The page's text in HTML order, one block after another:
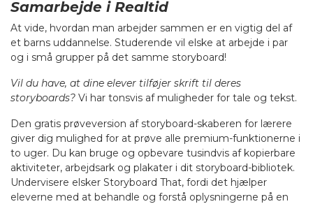
Samarbejde i Realtid
At vide, hvordan man arbejder sammen er en vigtig del af
et barns uddannelse. Studerende vil elske at arbejde i par
og i små grupper på det samme storyboard!
Vil du have, at dine elever tilføjer skrift til deres
storyboards? Vi har tonsvis af muligheder for tale og tekst.
Den gratis prøveversion af storyboard-skaberen for lærere
giver dig mulighed for at prøve alle premium-funktionerne i
to uger. Du kan bruge og opbevare tusindvis af kopierbare
aktiviteter, arbejdsark og plakater i dit storyboard-bibliotek.
Undervisere elsker Storyboard That, fordi det hjælper
eleverne med at behandle og forstå oplysningerne på en